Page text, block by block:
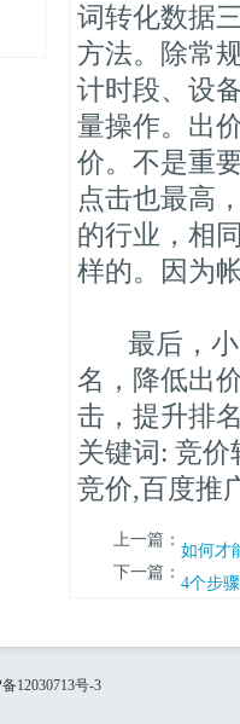
词转化数据
方法。除常
计时段、设
量操作。出
价。不是重
点击也最高
的行业，相
样的。因为
最后，小
名，降低出
击，提升排
关键词: 竞
竞价,百度推
上一篇： 如何才
下一篇： 4个步
12030713号-3